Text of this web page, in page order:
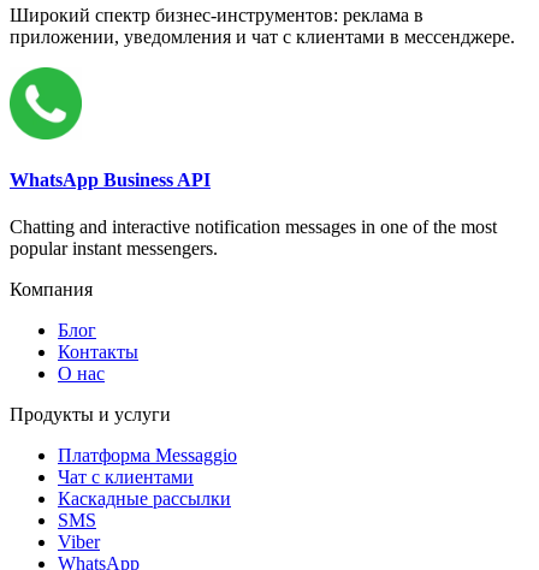
Широкий спектр бизнес-инструментов: реклама в
приложении, уведомления и чат с клиентами в мессенджере.
WhatsApp Business API
Chatting and interactive notification messages in one of the most
popular instant messengers.
Компания
Блог
Контакты
О нас
Продукты и услуги
Платформа Messaggio
Чат с клиентами
Каскадные рассылки
SMS
Viber
WhatsApp